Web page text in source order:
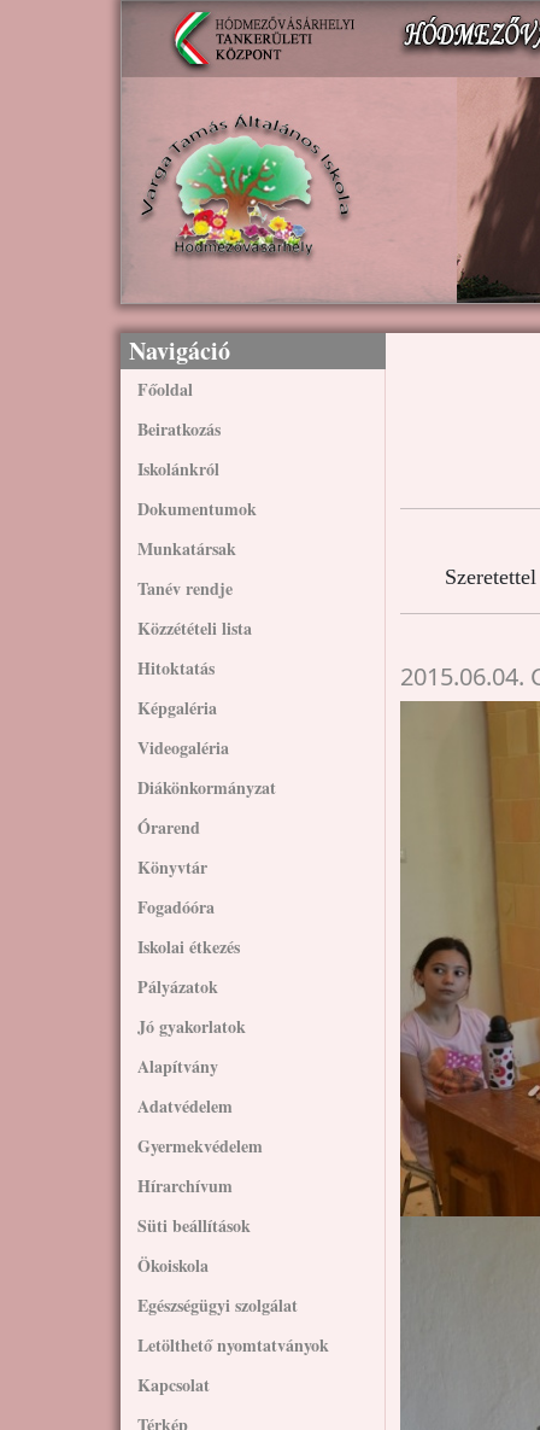
Ugrás a tartalomra
Navigáció
Főoldal
Beiratkozás
Iskolánkról
Dokumentumok
Munkatársak
Tanév rendje
Közzétételi lista
Hitoktatás
Képgaléria
Videogaléria
Diákönkormányzat
Órarend
Könyvtár
Fogadóóra
Iskolai étkezés
Pályázatok
Jó gyakorlatok
Alapítvány
Adatvédelem
Gyermekvédelem
Hírarchívum
Süti beállítások
Ökoiskola
Egészségügyi szolgálat
Letölthető nyomtatványok
Kapcsolat
Térkép
2015.06.04.